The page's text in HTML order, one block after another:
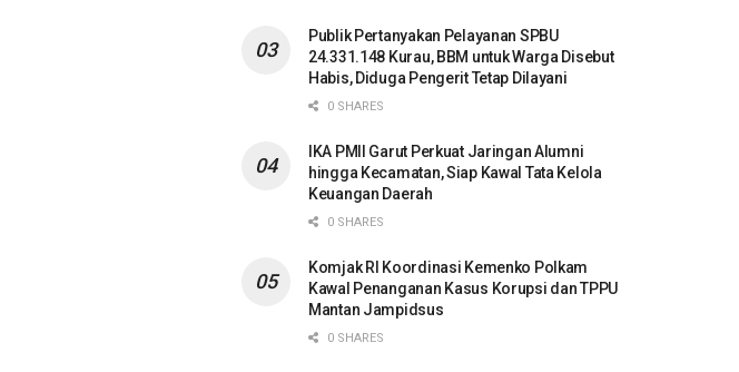
Publik Pertanyakan Pelayanan SPBU
24.331.148 Kurau, BBM untuk Warga Disebut
Habis, Diduga Pengerit Tetap Dilayani
0 SHARES
IKA PMII Garut Perkuat Jaringan Alumni
hingga Kecamatan, Siap Kawal Tata Kelola
Keuangan Daerah
0 SHARES
Komjak RI Koordinasi Kemenko Polkam
Kawal Penanganan Kasus Korupsi dan TPPU
Mantan Jampidsus
0 SHARES